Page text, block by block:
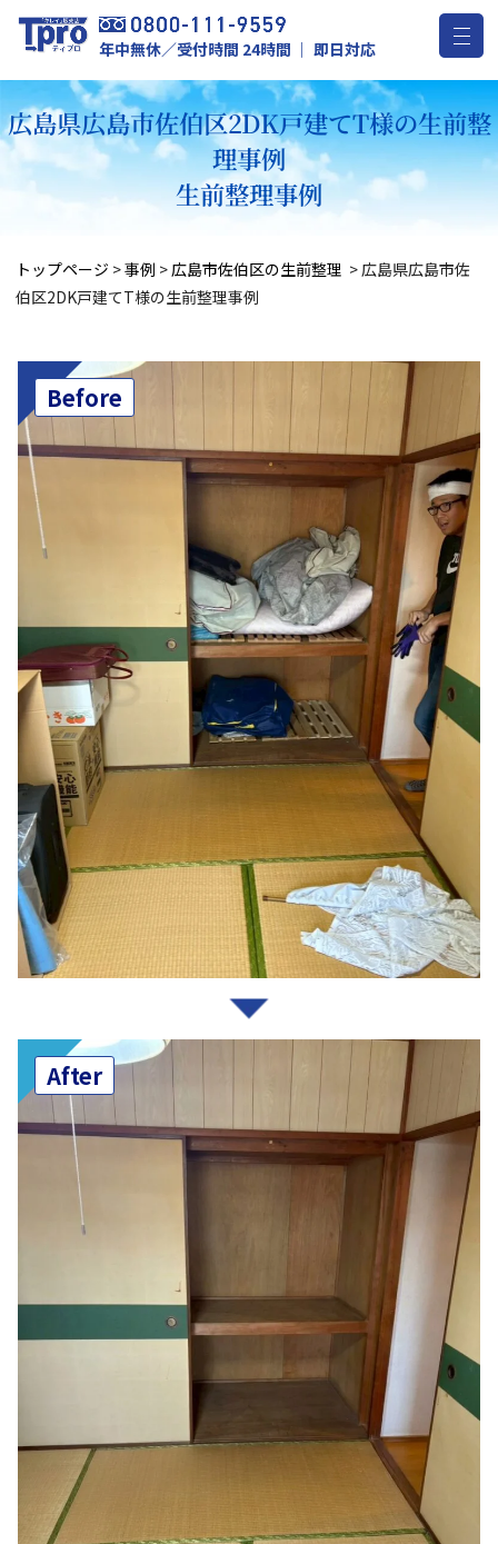
年中無休／受付時間 24時間 ｜ 即日対応
広島県広島市佐伯区2DK戸建てT様の生前整
理事例
生前整理事例
トップページ >事例 >広島市佐伯区の生前整理 >広島県広島市佐
伯区2DK戸建てT様の生前整理事例
Before
After